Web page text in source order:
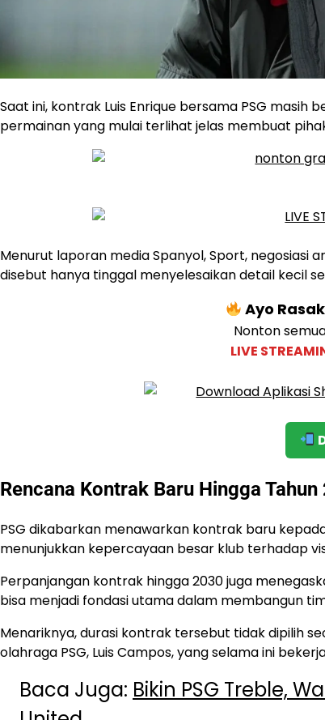
Saat ini, kontrak Luis Enrique bersama PSG
permainan yang mulai terlihat jelas membuat
Menurut laporan media Spanyol, Sport, negosiasi
disebut hanya tinggal menyelesaikan detail kecil
Ayo
Nonton
LIVE
Rencana Kontrak Baru Hingga Tahun
PSG dikabarkan menawarkan kontrak baru
menunjukkan kepercayaan besar klub terhadap
Perpanjangan kontrak hingga 2030 juga
bisa menjadi fondasi utama dalam membangun
Menariknya, durasi kontrak tersebut tidak dipilih
olahraga PSG, Luis Campos, yang selama ini
Baca Juga: Bikin PSG Treble,